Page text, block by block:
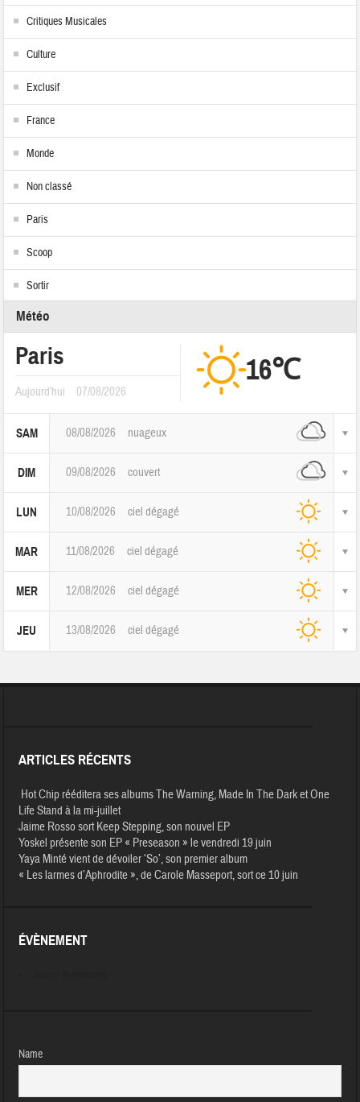
Critiques Musicales
Culture
Exclusif
France
Monde
Non classé
Paris
Scoop
Sortir
Météo
Paris
Aujourd'hui 07/08/2026
16℃
SAM 08/08/2026 nuageux
DIM 09/08/2026 couvert
LUN 10/08/2026 ciel dégagé
MAR 11/08/2026 ciel dégagé
MER 12/08/2026 ciel dégagé
JEU 13/08/2026 ciel dégagé
ARTICLES RÉCENTS
Hot Chip rééditera ses albums The Warning, Made In The Dark et One
Life Stand à la mi-juillet
Jaime Rosso sort Keep Stepping, son nouvel EP
Yoskel présente son EP « Preseason » le vendredi 19 juin
Yaya Minté vient de dévoiler ‘So’, son premier album
« Les larmes d’Aphrodite », de Carole Masseport, sort ce 10 juin
ÉVÈNEMENT
Name